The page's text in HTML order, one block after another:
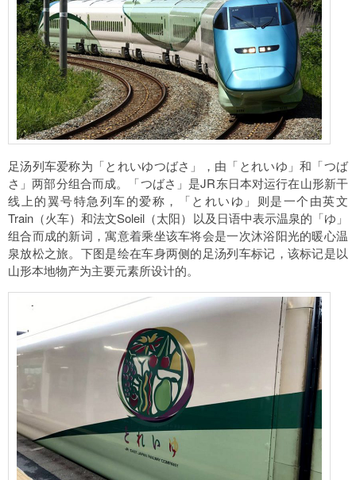
足汤列车爱称为「とれいゆつばさ」，由「とれいゆ」和「つば
さ」两部分组合而成。「つばさ」是JR东日本对运行在山形新干
线上的翼号特急列车的爱称，「とれいゆ」则是一个由英文
Train（火车）和法文Soleil（太阳）以及日语中表示温泉的「ゆ」
组合而成的新词，寓意着乘坐该车将会是一次沐浴阳光的暖心温
泉放松之旅。下图是绘在车身两侧的足汤列车标记，该标记是以
山形本地物产为主要元素所设计的。